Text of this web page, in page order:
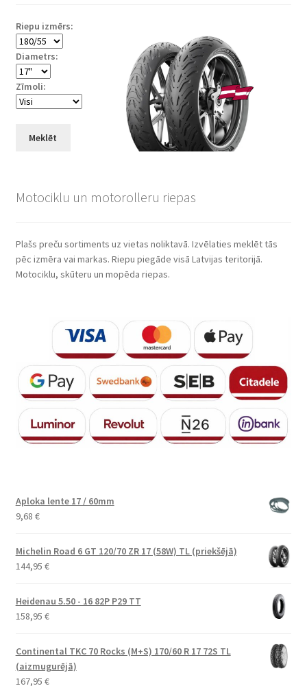
Riepu izmērs:
Diametrs:
Zīmoli:
Meklēt
Motociklu un motorolleru riepas
Plašs preču sortiments uz vietas noliktavā. Izvēlaties meklēt tās
pēc izmēra vai markas. Riepu piegāde visā Latvijas teritorijā.
Motociklu, skūteru un mopēda riepas.
Aploka lente 17 / 60mm
9,68 €
Michelin Road 6 GT 120/70 ZR 17 (58W) TL (priekšējā)
144,95 €
Heidenau 5.50 - 16 82P P29 TT
158,95 €
Continental TKC 70 Rocks (M+S) 170/60 R 17 72S TL
(aizmugurējā)
167,95 €